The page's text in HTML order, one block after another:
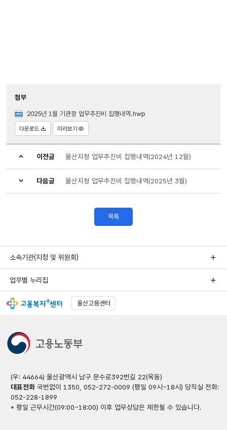
첨부
2025년 1월 기관장 업무추진비 집행내역.hwp
다운로드 미리보기
이전글 울산지청 업무추진비 집행내역(2024년 12월)
다음글 울산지청 업무추진비 집행내역(2025년 3월)
목록
소속기관(지청 및 위원회)
업무별 누리집
울산고용센터
(우: 44664) 울산광역시 남구 문수로392번길 22(옥동)
대표전화국번없이 1350, 052-272-0009 (평일 09시~18시) 당직실 전화:
052-228-1899
* 평일 근무시간(09:00~18:00) 이후 업무상담은 제한될 수 있습니다.